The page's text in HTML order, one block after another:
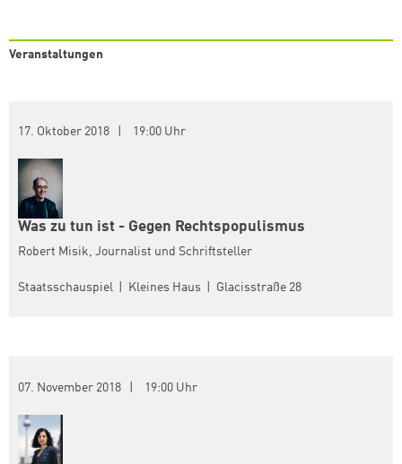
Veranstaltungen
17. Oktober 2018 | 19:00 Uhr
Was zu tun ist - Gegen Rechtspopulismus
Robert Misik, Journalist und Schriftsteller
Staatsschauspiel | Kleines Haus | Glacisstraße 28
07. November 2018 | 19:00 Uhr